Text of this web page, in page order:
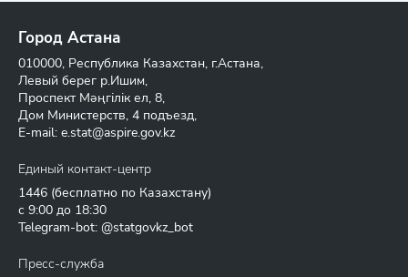
Город Астана
010000, Республика Казахстан, г.Астана,
Левый берег р.Ишим,
Проспект Мәңгілік ел, 8,
Дом Министерств, 4 подъезд,
E-mail: e.stat@aspire.gov.kz
Единый контакт-центр
1446 (бесплатно по Казахстану)
с 9:00 до 18:30
Telegram-bot: @statgovkz_bot
Пресс-служба